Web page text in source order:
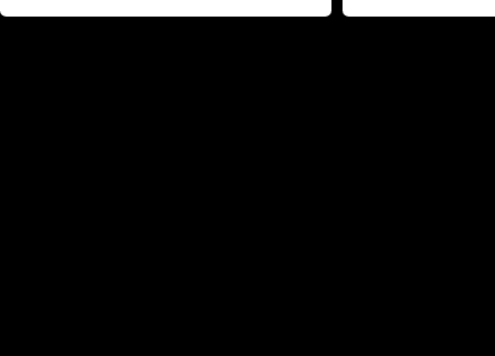
Pottera přišla s ráznou
přichází s